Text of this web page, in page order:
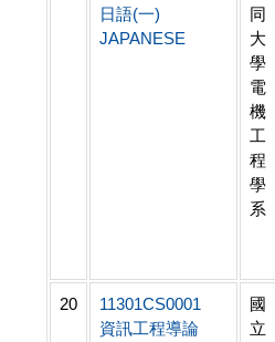
日語(一)
JAPANESE
同
大
學
電
機
工
程
學
系
20
11301CS0001
資訊工程導論
國
立